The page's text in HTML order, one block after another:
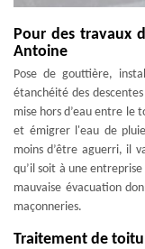
Pour des travaux
Antoine
Pose de gouttière,
étanchéité des
mise hors d’eau entre le
et émigrer l'eau de
moins d’être aguerri, il
qu’il soit à une
mauvaise évacuation
maçonneries.
Traitement de